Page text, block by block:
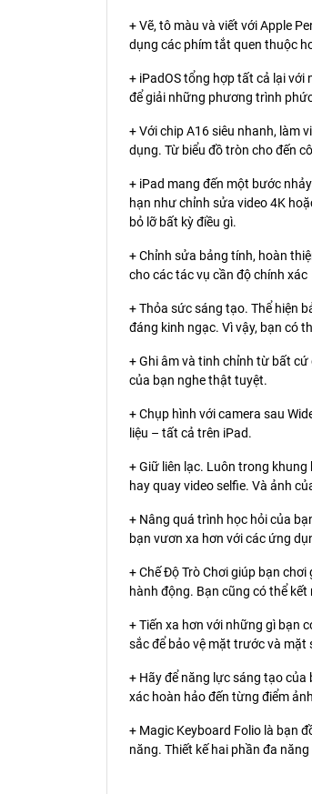
+ Vẽ, tô màu và viết với Apple
dụng các phím tắt quen thuộc
+ iPadOS tổng hợp tất cả lại với
để giải những phương trình
+ Với chip A16 siêu nhanh, làm
dụng. Từ biểu đồ tròn cho đến
+ iPad mang đến một bước
hạn như chỉnh sửa video 4K
bỏ lỡ bất kỳ điều gì.
+ Chỉnh sửa bảng tính, hoàn
cho các tác vụ cần độ chính xác
+ Thỏa sức sáng tạo. Thể hiện
đáng kinh ngạc. Vì vậy, bạn có
+ Ghi âm và tinh chỉnh từ bất
của bạn nghe thật tuyệt.
+ Chụp hình với camera sau
liệu – tất cả trên iPad.
+ Giữ liên lạc. Luôn trong
hay quay video selfie. Và ảnh
+ Nâng quá trình học hỏi của
bạn vươn xa hơn với các ứng
+ Chế Độ Trò Chơi giúp bạn
hành động. Bạn cũng có thể
+ Tiến xa hơn với những gì bạn
sắc để bảo vệ mặt trước và mặt
+ Hãy để năng lực sáng tạo của
xác hoàn hảo đến từng điểm
+ Magic Keyboard Folio là bạn
năng. Thiết kế hai phần đa